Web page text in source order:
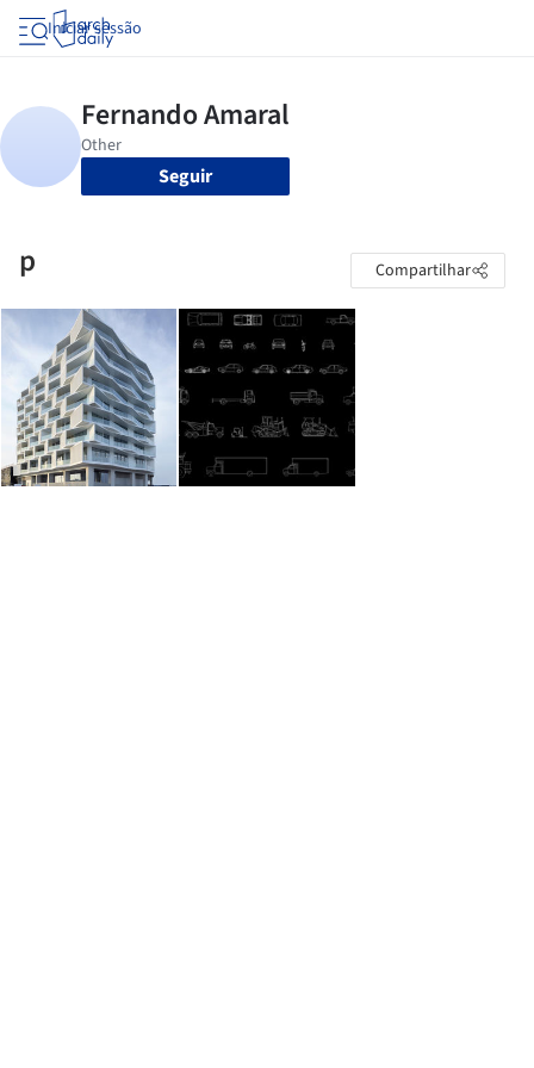
Iniciar sessão
Seguir
p Compartilhar